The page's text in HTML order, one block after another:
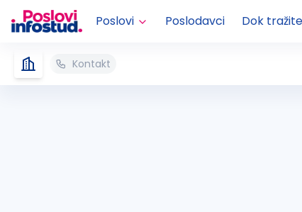
Poslovi Poslodavci Dok
Kontakt